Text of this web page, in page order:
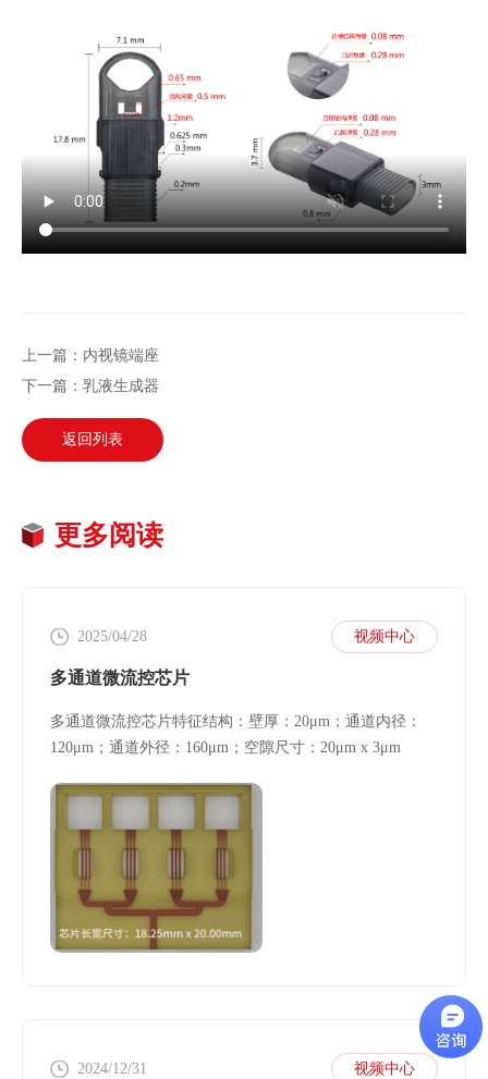
上一篇：内视镜端座
下一篇：乳液生成器
返回列表
更多阅读
2025/04/28 视频中心
多通道微流控芯片
多通道微流控芯片特征结构：壁厚：20μm；通道内径：
120μm；通道外径：160μm；空隙尺寸：20μm x 3μm
2024/12/31 视频中心